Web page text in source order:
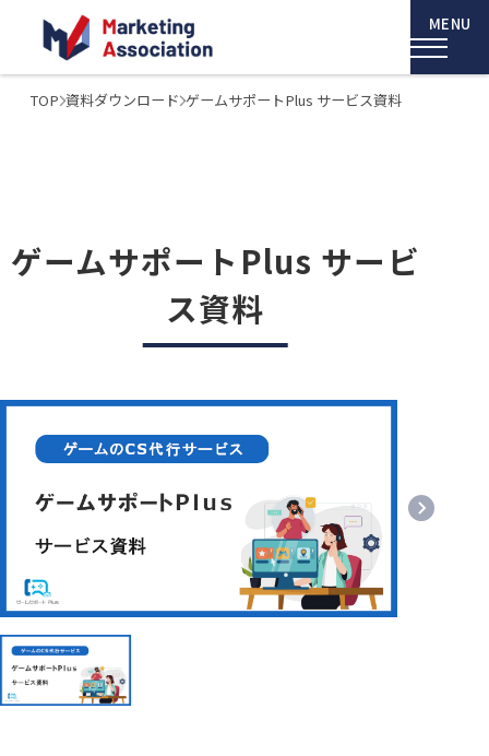
TOP 資料ダウンロード ゲームサポートPlus サービス資料
ゲームサポートPlus サービ
ス資料